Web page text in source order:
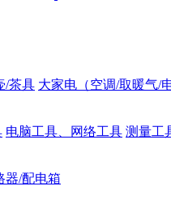
/茶具 大家电（空调/取暖气/
电脑工具、网络工具 测量工
器/配电箱